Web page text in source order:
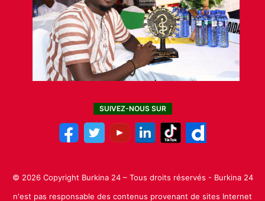
SUIVEZ-NOUS SUR
© 2026 Copyright Burkina 24 – Tous droits réservés - Burkina 24
n'est pas responsable des contenus provenant de sites Internet